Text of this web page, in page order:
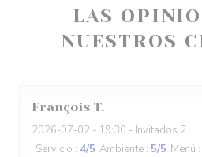
LAS
NUESTROS
François T
2026-07-02 - 19:30 - Invitados 2
Servicio : 4/5 Ambiente : 5/5 Menú :